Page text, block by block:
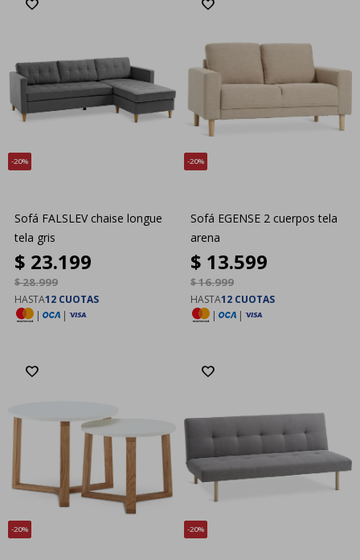
20
Sofá FALSLEV chaise longue
tela gris
$ 23.199
$28.999
HASTA12 CUOTAS
|
|
20
Sofá EGENSE 2 cuerpos tela
arena
$ 13.599
$16.999
HASTA12 CUOTAS
|
|
20 20